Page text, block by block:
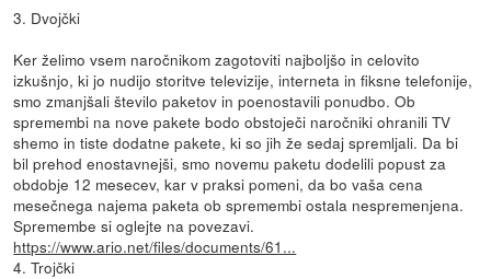
3. Dvojčki
Ker želimo vsem naročnikom zagotoviti najboljšo in celovito
izkušnjo, ki jo nudijo storitve televizije, interneta in fiksne telefonije,
smo zmanjšali število paketov in poenostavili ponudbo. Ob
spremembi na nove pakete bodo obstoječi naročniki ohranili TV
shemo in tiste dodatne pakete, ki so jih že sedaj spremljali. Da bi
bil prehod enostavnejši, smo novemu paketu dodelili popust za
obdobje 12 mesecev, kar v praksi pomeni, da bo vaša cena
mesečnega najema paketa ob spremembi ostala nespremenjena.
Spremembe si oglejte na povezavi.
https://www.ario.net/files/documents/61...
4. Trojčki